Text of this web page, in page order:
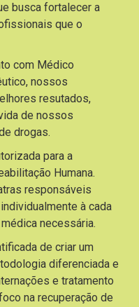
busca fortalecer a
que o
com Médico
nossos
resutados,
de nossos
drogas.
para a
Humana.
responsáveis
à cada
necessária.
de criar um
diferenciada e
e tratamento
na recuperação de